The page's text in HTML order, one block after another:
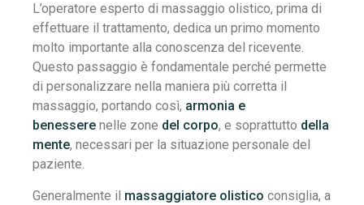
L’operatore esperto di massaggio olistico, prima di
effettuare il trattamento, dedica un primo momento
molto importante alla conoscenza del ricevente.
Questo passaggio è fondamentale perché permette
di personalizzare nella maniera più corretta il
massaggio, portando così, armonia e
benessere nelle zone del corpo, e soprattutto della
mente, necessari per la situazione personale del
paziente.
Generalmente il massaggiatore olistico consiglia, a